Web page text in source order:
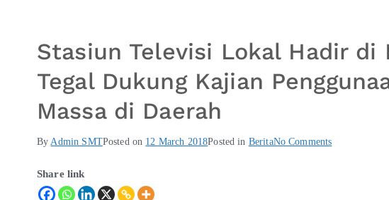
Stasiun Televisi Lokal Hadir di
Tegal Dukung Kajian
Massa di Daerah
ByAdmin SMTPosted on 12 March 2018Posted in BeritaNo Comments
Share link